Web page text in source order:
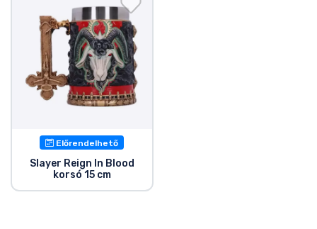
Előrendelhető
Slayer Reign In Blood
korsó 15 cm